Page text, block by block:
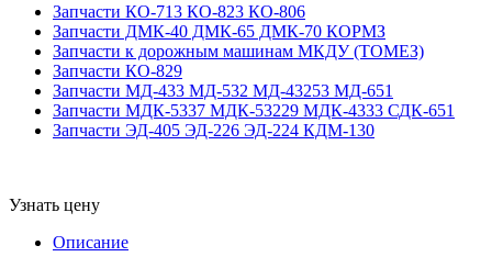
Запчасти КО-713 КО-823 КО-806
Запчасти ДМК-40 ДМК-65 ДМК-70 КОРМЗ
Запчасти к дорожным машинам МКДУ (ТОМЕЗ)
Запчасти КО-829
Запчасти МД-433 МД-532 МД-43253 МД-651
Запчасти МДК-5337 МДК-53229 МДК-4333 СДК-651
Запчасти ЭД-405 ЭД-226 ЭД-224 КДМ-130
Узнать цену
Описание